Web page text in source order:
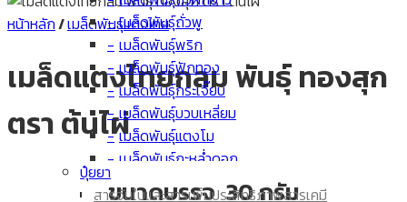
เมล็ดพันธุ์ถั่วพู
เมล็ดพันธุ์พริก
เมล็ดพันธุ์ฟักทอง
เมล็ดพันธุ์กระเจี๊ยบ
เมล็ดพันธุ์บวบเหลี่ยม
เมล็ดพันธุ์แตงโม
เมล็ดพันธุ์กะหล่ำดอก
เมล็ดพันธุ์มะเขือเทศ
ปุ๋ยยา
สารจับใบและสารเพิ่มประสิทธิภาพสารเคมี
หน้าหลัก/เมล็ดพันธุ์แตงไทย
เมล็ดแตงไทยกลม พันธุ์ ทองสุก
ตรา ต้นไผ่
ขนาดบรรจุ 30 กรัม